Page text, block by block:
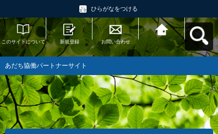
ひらがなをつける
このサイトについて 新規登録 お問い合わせ
あだち協働パートナ
ーサイトへ戻る
あだち協働パートナーサイト